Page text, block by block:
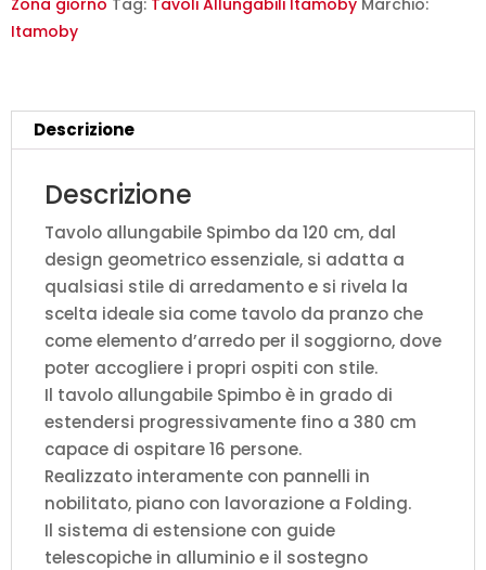
frassino
Itamoby
Descrizione
Descrizione
Tavolo allungabile Spimbo da 120 cm, dal
design geometrico essenziale, si adatta a
qualsiasi stile di arredamento e si rivela la
scelta ideale sia come tavolo da pranzo che
come elemento d’arredo per il soggiorno, dove
poter accogliere i propri ospiti con stile.
Il tavolo allungabile Spimbo è in grado di
estendersi progressivamente fino a 380 cm
capace di ospitare 16 persone.
Realizzato interamente con pannelli in
nobilitato, piano con lavorazione a Folding.
Il sistema di estensione con guide
telescopiche in alluminio e il sostegno